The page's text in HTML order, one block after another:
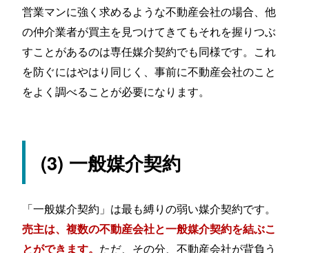
営業マンに強く求めるような不動産会社の場合、他
の仲介業者が買主を見つけてきてもそれを握りつぶ
すことがあるのは専任媒介契約でも同様です。これ
を防ぐにはやはり同じく、事前に不動産会社のこと
をよく調べることが必要になります。
(3) 一般媒介契約
「一般媒介契約」は最も縛りの弱い媒介契約です。
売主は、複数の不動産会社と一般媒介契約を結ぶこ
とができます。 ただ、その分、不動産会社が背負う